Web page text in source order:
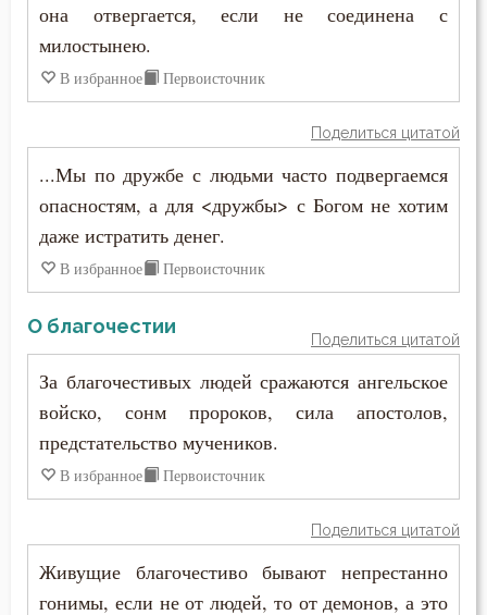
Молитва
Монастырь
Мощи
Мудрость
Мученичество
Мысли
Надежда
Намерение
она отвергается, если не соединена с
милостынею.
В избранное Первоисточник
Поделиться цитатой
...Мы по дружбе с людьми часто подвергаемся
опасностям, а для <дружбы> с Богом не хотим
даже истратить денег.
В избранное Первоисточник
О благочестии
Поделиться цитатой
За благочестивых людей сражаются ангельское
войско, сонм пророков, сила апостолов,
предстательство мучеников.
В избранное Первоисточник
Поделиться цитатой
Живущие благочестиво бывают непрестанно
гонимы, если не от людей, то от демонов, а это